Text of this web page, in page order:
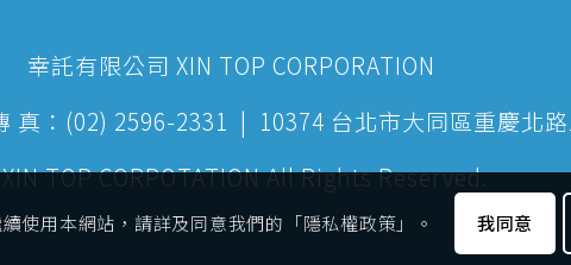
幸託有限公司 XIN TOP CORPORATION
真：(02) 2596-2331 | 10374 台北市大同區重慶北路
TOP CORPOTATION All Rights Reserved.
使用本網站，請詳及同意我們的「隱私權政策」。 我同意